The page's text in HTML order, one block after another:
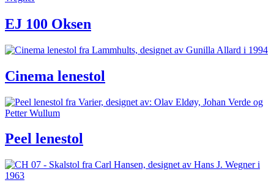
EJ 100 Oksen
Cinema lenestol
Peel lenestol